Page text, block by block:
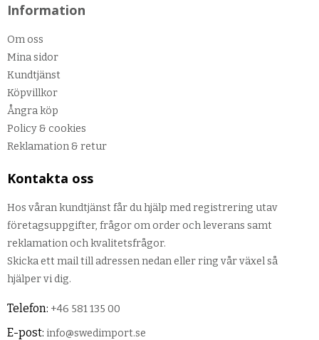
Information
Om oss
Mina sidor
Kundtjänst
Köpvillkor
Ångra köp
Policy & cookies
Reklamation & retur
Kontakta oss
Hos våran kundtjänst får du hjälp med registrering utav
företagsuppgifter, frågor om order och leverans samt
reklamation och kvalitetsfrågor.
Skicka ett mail till adressen nedan eller ring vår växel så
hjälper vi dig.
Telefon: +46 581 135 00
E-post: info@swedimport.se